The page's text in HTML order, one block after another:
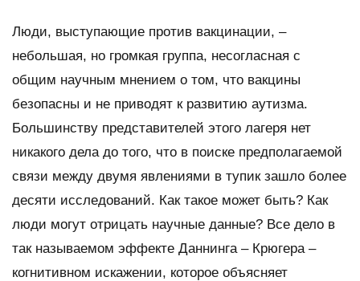
Люди, выступающие против вакцинации, –
небольшая, но громкая группа, несогласная с
общим научным мнением о том, что вакцины
безопасны и не приводят к развитию аутизма.
Большинству представителей этого лагеря нет
никакого дела до того, что в поиске предполагаемой
связи между двумя явлениями в тупик зашло более
десяти исследований. Как такое может быть? Как
люди могут отрицать научные данные? Все дело в
так называемом эффекте Даннинга – Крюгера –
когнитивном искажении, которое объясняет